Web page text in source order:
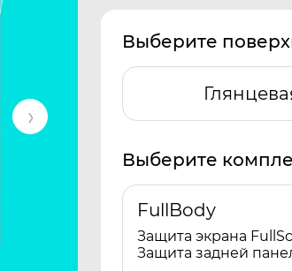
Выберите
Выберите
FullBody
Защита экрана
Защита задней